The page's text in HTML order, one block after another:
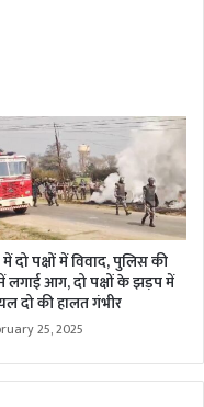
दो पक्षों में विवाद, पुलिस की
लगाई आग, दो पक्षों के झड़प में
दो की हालत गंभीर
25, 2025